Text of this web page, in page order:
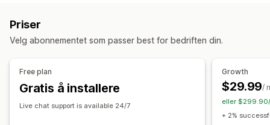
Henvisningsadministrasjon
Automatisk sporing
Samlingslenker
Rabatter
Sanntidssporing
Priser
Velg abonnementet som passer best for bedriften din.
Free plan
Gratis å installere
Live chat support is available 24/7
Growth
$29.99/
eller $299.90/
+ 2%